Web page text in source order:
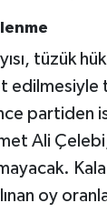
tüzük
edilmesiyle
partiden
Ali
oy